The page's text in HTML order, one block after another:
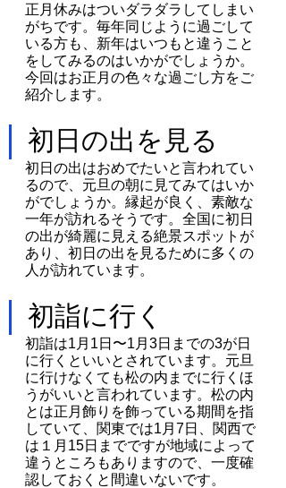
正月休みはついダラダラしてしまい
がちです。毎年同じように過ごして
いる方も、新年はいつもと違うこと
をしてみるのはいかがでしょうか。
今回はお正月の色々な過ごし方をご
紹介します。
初日の出を見る
初日の出はおめでたいと言われてい
るので、元旦の朝に見てみてはいか
がでしょうか。縁起が良く、素敵な
一年が訪れるそうです。全国に初日
の出が綺麗に見える絶景スポットが
あり、初日の出を見るために多くの
人が訪れています。
初詣に行く
初詣は1月1日〜1月3日までの3が日
に行くといいとされています。元旦
に行けなくても松の内までに行くほ
うがいいと言われています。松の内
とは正月飾りを飾っている期間を指
していて、関東では1月7日、関西で
は１月15日までですが地域によって
違うところもありますので、一度確
認しておくと間違いないです。